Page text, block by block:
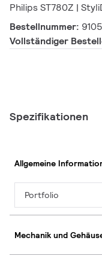
Philips ST780Z |
Bestellnummer:
Vollständiger
Spezifikationen
Allgemeine
Portfolio
Mechanik und